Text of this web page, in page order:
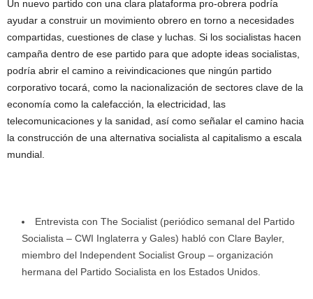
Un nuevo partido con una clara plataforma pro-obrera podría
ayudar a construir un movimiento obrero en torno a necesidades
compartidas, cuestiones de clase y luchas. Si los socialistas hacen
campaña dentro de ese partido para que adopte ideas socialistas,
podría abrir el camino a reivindicaciones que ningún partido
corporativo tocará, como la nacionalización de sectores clave de la
economía como la calefacción, la electricidad, las
telecomunicaciones y la sanidad, así como señalar el camino hacia
la construcción de una alternativa socialista al capitalismo a escala
mundial.
Entrevista con The Socialist (periódico semanal del Partido
Socialista – CWI Inglaterra y Gales) habló con Clare Bayler,
miembro del Independent Socialist Group – organización
hermana del Partido Socialista en los Estados Unidos.